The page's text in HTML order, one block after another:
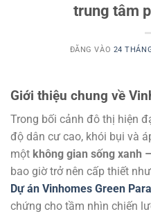
trung tâm
ĐĂNG VÀO 24
Giới thiệu chung về
Trong bối cảnh đô thị hiện
độ dân cư cao, khói bụi và
một không gian sống xanh
bao giờ trở nên cấp thiết
Dự án Vinhomes Green
chứng cho tầm nhìn chiến